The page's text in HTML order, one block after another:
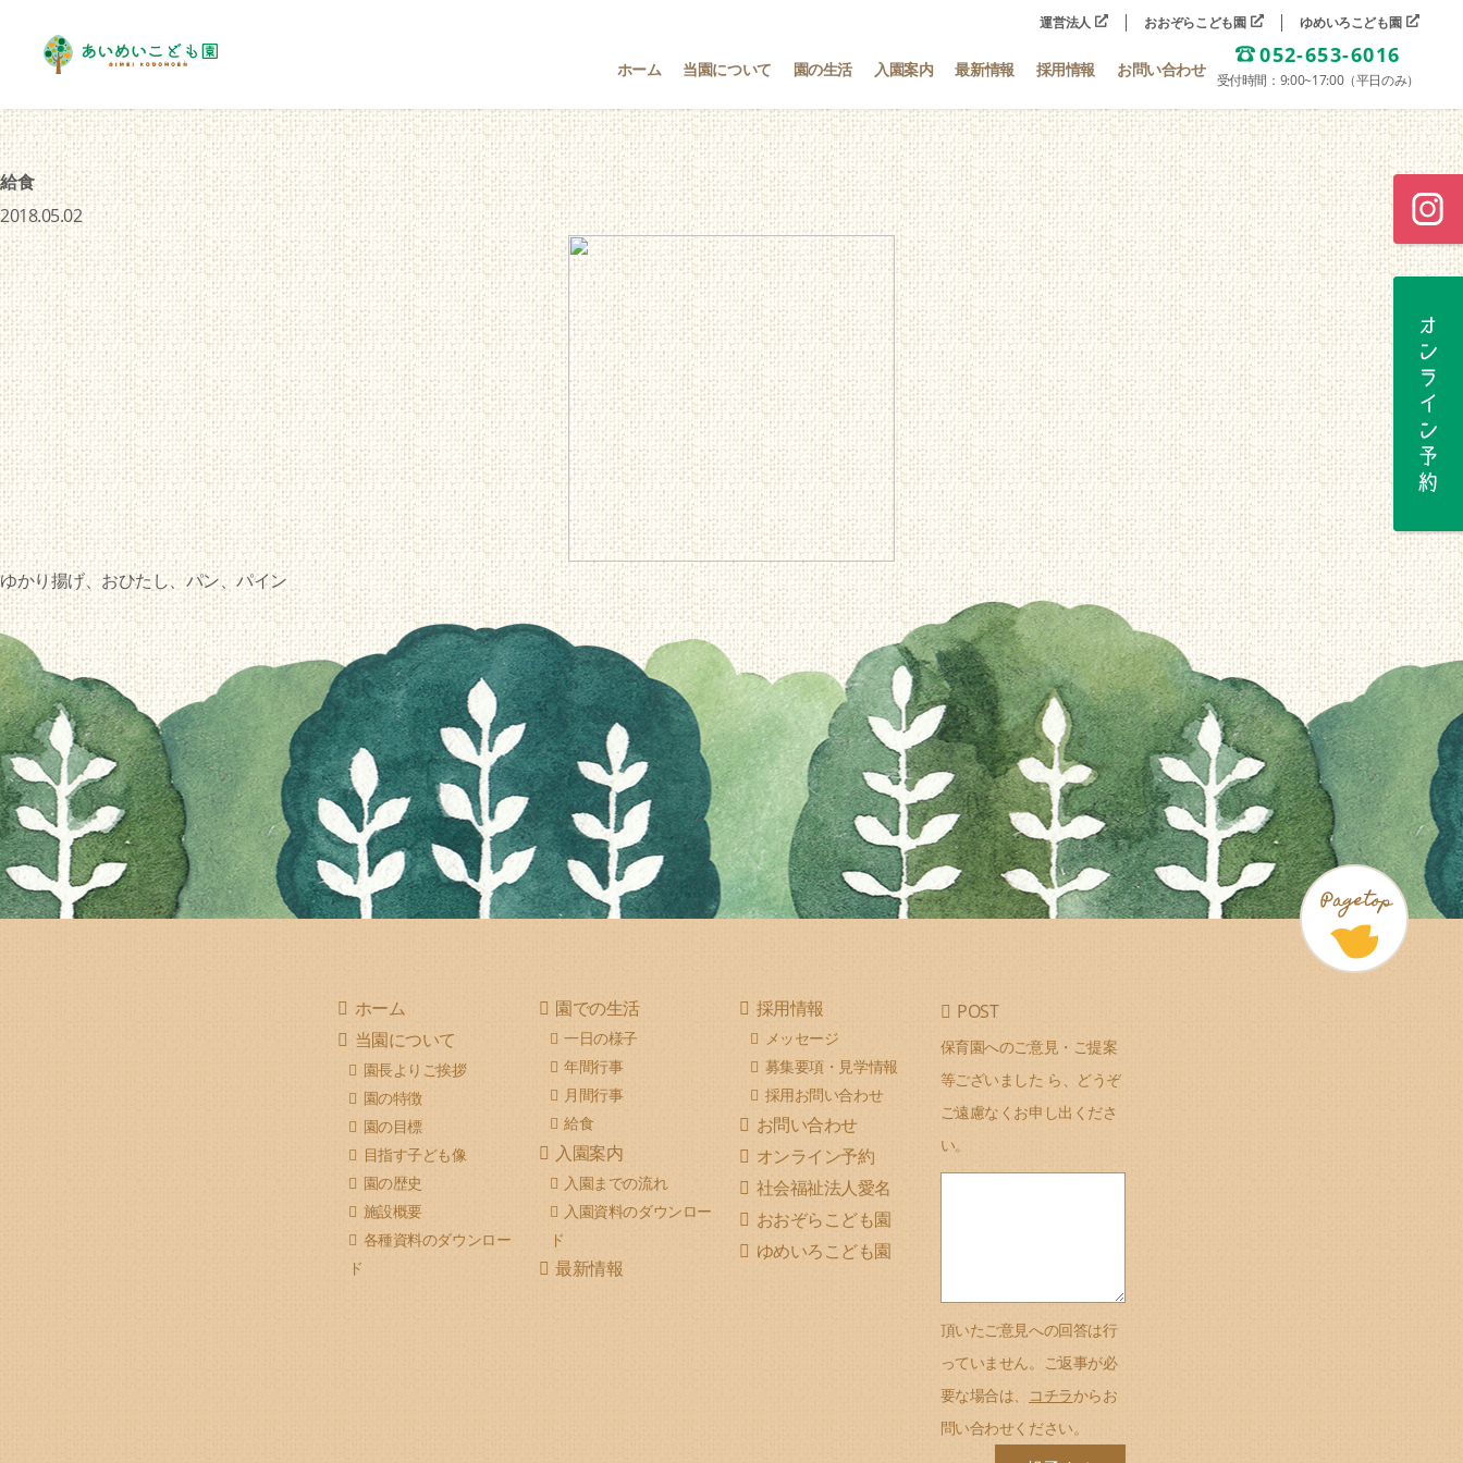
運営法人 おおぞらこども園 ゆめいろこども園
ホーム 当園について 園の生活 入園案内 最新情報 採用情報 お問い合わせ
052-653-6016
受付時間：9:00~17:00（平日のみ）
給食
2018.05.02
ゆかり揚げ、おひたし、パン、パイン
ホーム
当園について
園長よりご挨拶
園の特徴
園の目標
目指す子ども像
園の歴史
施設概要
各種資料のダウンロー
ド
園での生活
一日の様子
年間行事
月間行事
給食
入園案内
入園までの流れ
入園資料のダウンロー
ド
最新情報
採用情報
メッセージ
募集要項・見学情報
採用お問い合わせ
お問い合わせ
オンライン予約
社会福祉法人愛名
おおぞらこども園
ゆめいろこども園
POST
保育園へのご意見・ご提案
等ございました ら、どうぞ
ご遠慮なくお申し出くださ
い。
頂いたご意見への回答は行
っていません。ご返事が必
要な場合は、
コチラからお
問い合わせください。